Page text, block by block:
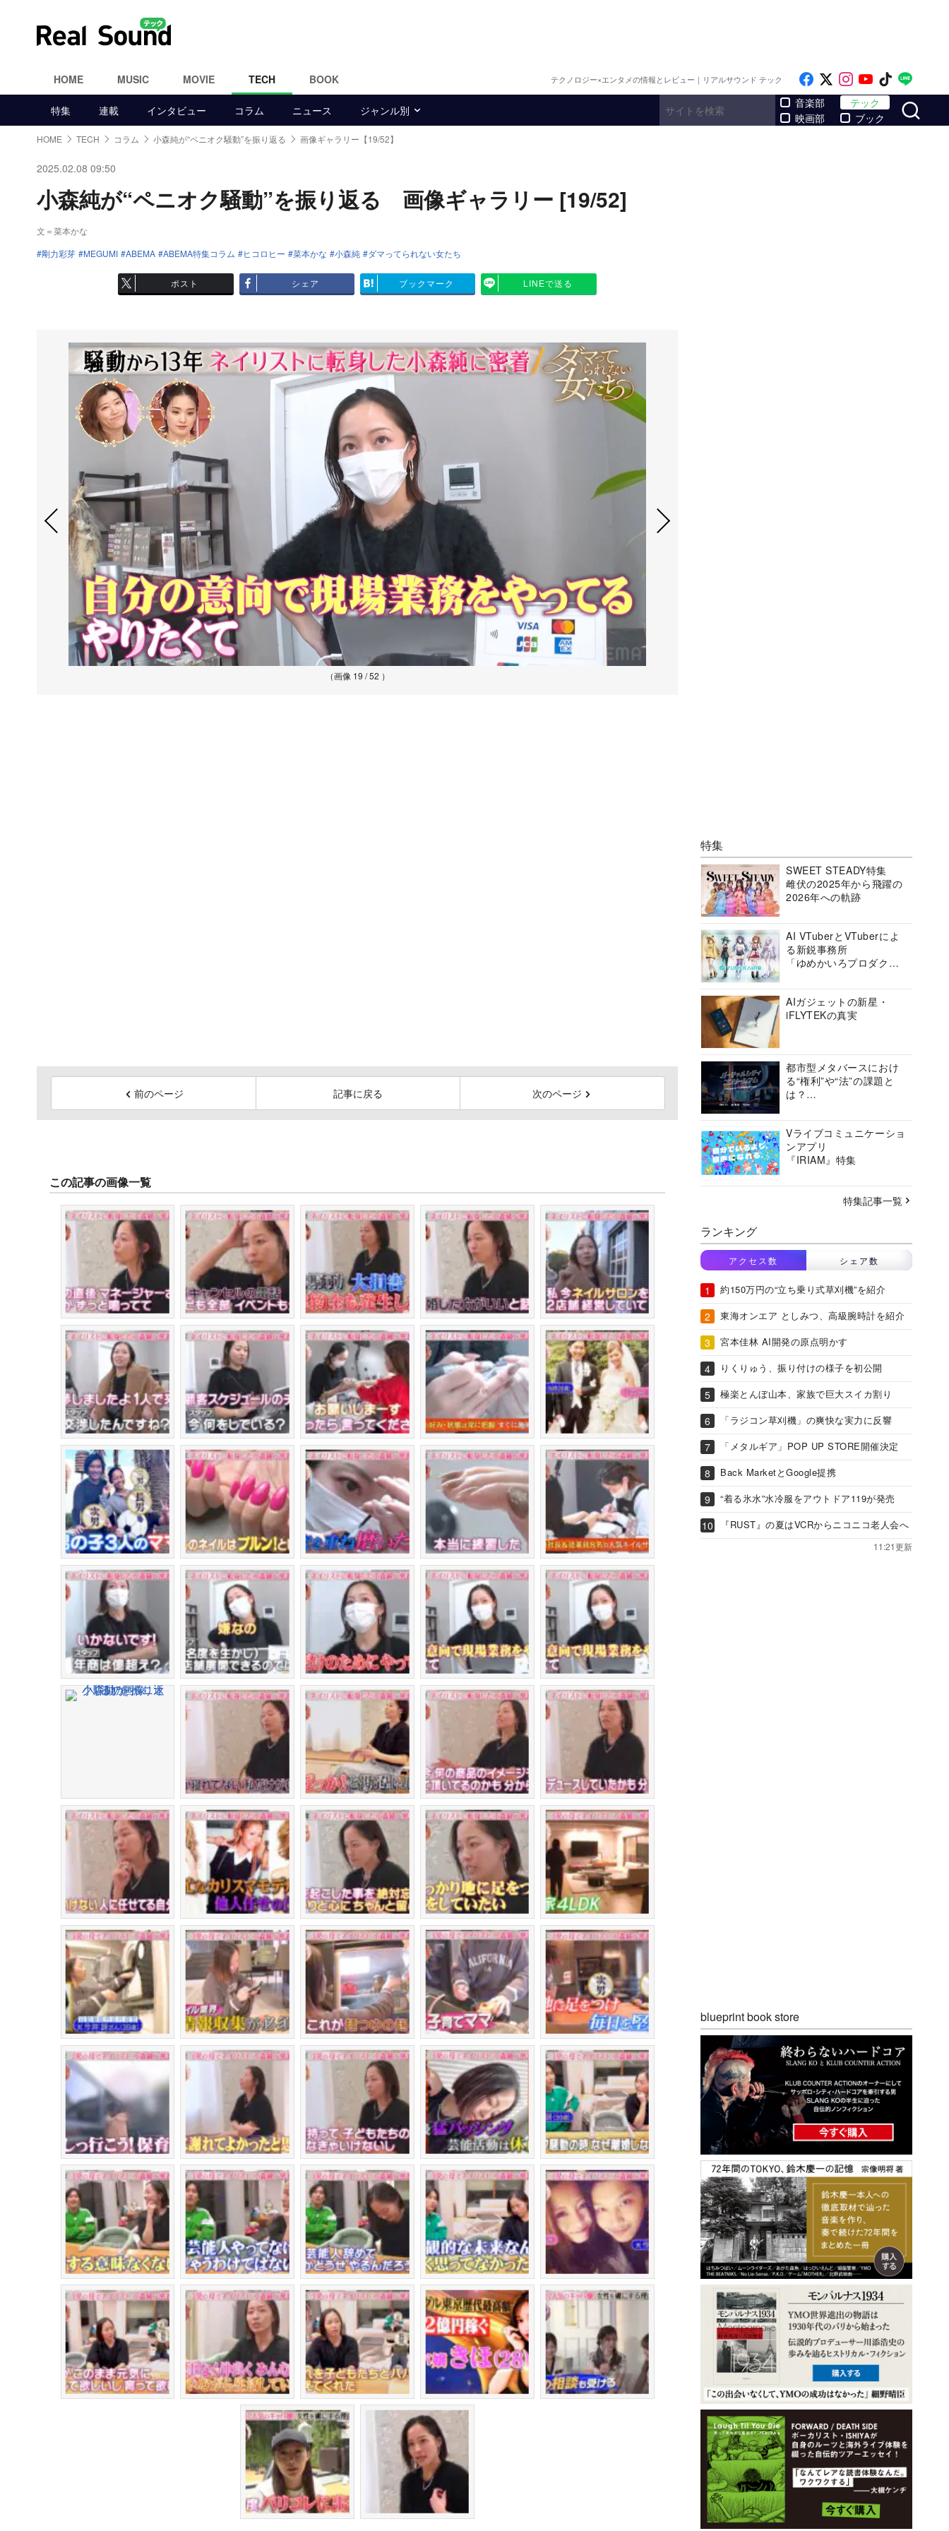
HOME MUSIC MOVIE TECH BOOK テクノロジー×エンタメの情報とレビュー｜リアルサウンド テック Like on Facebook
Follow on x
Follow on
Follow on
Follow
特集 連載 インタビュー コラム ニュース ジャンル別
音楽部
映画部
テック
ブック
HOME TECH コラム 小森純が“ペニオク騒動”を振り返る 画像ギャラリー【19/52】
2025.02.08 09:50
小森純が“ペニオク騒動”を振り返る 画像ギャラリー [19/52]
文＝菜本かな
剛力彩芽
MEGUMI ABEMA ABEMA特集コラム ヒコロヒー 菜本かな 小森純 ダマってられない女たち
ポスト シェア ブックマーク LINEで送る
（画像 19 / 52 ）
前のページ 記事に戻る 次のページ
この記事の画像一覧
特集
SWEET STEADY特集
雌伏の2025年から飛躍の
2026年への軌跡
AI VTuberとVTuberによ
る新鋭事務所
「ゆめかいろプロダクシ
AIガジェットの新星・
iFLYTEKの真実
都市型メタバースにおけ
る“権利”や“法”の課題と
は？
ーシアムの挑戦に迫る
Vライブコミュニケーショ
ンアプリ
『IRIAM』特集
特集記事一覧
ランキング
アクセス数 シェア数
約150万円の“立ち乗り式草刈機”を紹介
東海オンエア としみつ、高級腕時計を紹介
宮本佳林 AI開発の原点明かす
りくりゅう、振り付けの様子を初公開
極楽とんぼ山本、家族で巨大スイカ割り
「ラジコン草刈機」の爽快な実力に反響
「メタルギア」POP UP STORE開催決定
Back MarketとGoogle提携
“着る氷水”水冷服をアウトドア119が発売
『RUST』の夏はVCRからニコニコ老人会へ
11:21更新
blueprint book store